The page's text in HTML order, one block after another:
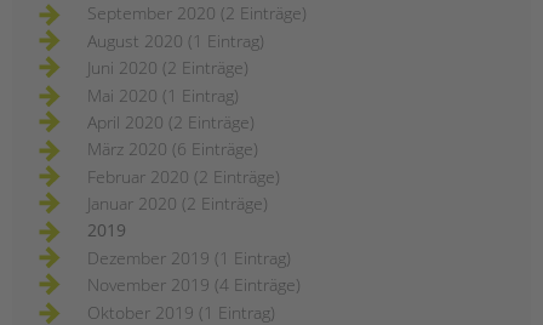
September 2020 (2 Einträge)
August 2020 (1 Eintrag)
Juni 2020 (2 Einträge)
Mai 2020 (1 Eintrag)
April 2020 (2 Einträge)
März 2020 (6 Einträge)
Februar 2020 (2 Einträge)
Januar 2020 (2 Einträge)
2019
Dezember 2019 (1 Eintrag)
November 2019 (4 Einträge)
Oktober 2019 (1 Eintrag)